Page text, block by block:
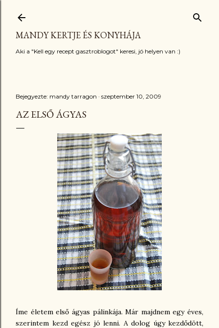
MANDY KERTJE ÉS KONYHÁJA
Aki a "Kell egy recept gasztroblogot" keresi, jó helyen van :)
Bejegyezte: mandy tarragon szeptember 10, 2009
AZ ELSŐ ÁGYAS
Íme életem első ágyas pálinkája. Már majdnem egy éves,
szerintem kezd egész jó lenni. A dolog úgy kezdődött,